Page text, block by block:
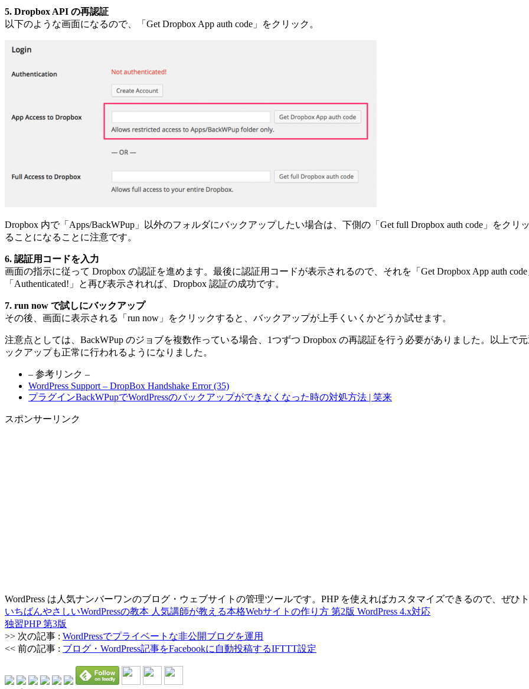
5. Dropbox API の再認証
以下のような画面になるので、「Get Dropbox App auth code」をクリック。
Dropbox 内で「Apps/BackWPup」以外のフォルダにバックアップしたい場合は、下側の「Get full Dropbox auth code」をク
ることになることに注意です。
6. 認証用コードを入力
画面の指示に従って Dropbox の認証を進めます。最後に認証用コードが表示されるので、それを「Get Dropbox App auth
「Authenticated!」と再び表示されれば、Dropbox 認証の成功です。
7. run now で試しにバックアップ
その後、画面に表示される「run now」をクリックすると、バックアップが上手くいくかどうか試せます。
注意点としては、BackWPup のジョブを複数作っている場合、1つずつ Dropbox の再認証を行う必要がありました。以上で
ックアップも正常に行われるようになりました。
– 参考リンク –
WordPress Support – DropBox Handshake Error (35)
プラグインBackWPupでWordPressのバックアップができなくなった時の対処方法 | 笑来
スポンサーリンク
WordPress は人気ナンバーワンのブログ・ウェブサイトの管理ツールです。PHP を使えればカスタマイズできるので、ぜひ
いちばんやさしいWordPressの教本 人気講師が教える本格Webサイトの作り方 第2版 WordPress 4.x対応
独習PHP 第3版
>> 次の記事 : WordPressでプライベートな非公開ブログを運用
<< 前の記事 : ブログ・WordPress記事をFacebookに自動投稿するIFTTT設定